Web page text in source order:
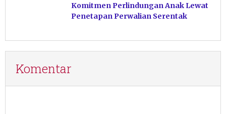
Komitmen Perlindungan Anak Lewat
Penetapan Perwalian Serentak
Komentar